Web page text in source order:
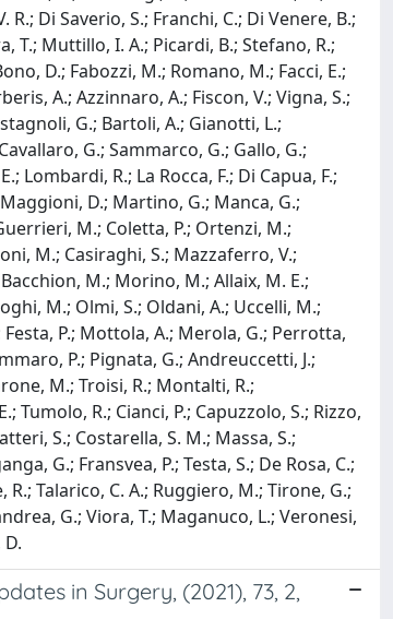
Di Saverio, S.; Franchi, C.; Di Venere, B.;
T.; Muttillo, I. A.; Picardi, B.; Stefano, R.;
D.; Fabozzi, M.; Romano, M.; Facci, E.;
A.; Azzinnaro, A.; Fiscon, V.; Vigna, S.;
G.; Bartoli, A.; Gianotti, L.;
G.; Sammarco, G.; Gallo, G.;
Lombardi, R.; La Rocca, F.; Di Capua, F.;
D.; Martino, G.; Manca, G.;
M.; Coletta, P.; Ortenzi, M.;
M.; Casiraghi, S.; Mazzaferro, V.;
M.; Morino, M.; Allaix, M. E.;
M.; Olmi, S.; Oldani, A.; Uccelli, M.;
Festa, P.; Mottola, A.; Merola, G.; Perrotta,
P.; Pignata, G.; Andreuccetti, J.;
M.; Troisi, R.; Montalti, R.;
Tumolo, R.; Cianci, P.; Capuzzolo, S.; Rizzo,
S.; Costarella, S. M.; Massa, S.;
G.; Fransvea, P.; Testa, S.; De Rosa, C.;
Talarico, C. A.; Ruggiero, M.; Tirone, G.;
G.; Viora, T.; Maganuco, L.; Veronesi,
in Surgery, (2021), 73, 2,